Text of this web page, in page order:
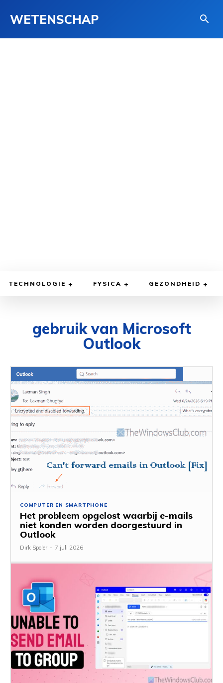
WETENSCHAP
TECHNOLOGIE FYSICA GEZONDHEID
gebruik van Microsoft
Outlook
COMPUTER EN SMARTPHONE
Het probleem opgelost waarbij e-mails
niet konden worden doorgestuurd in
Outlook
Dirk Spoler - 7 juli 2026